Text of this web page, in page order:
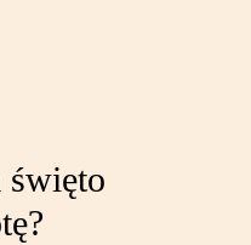
święto